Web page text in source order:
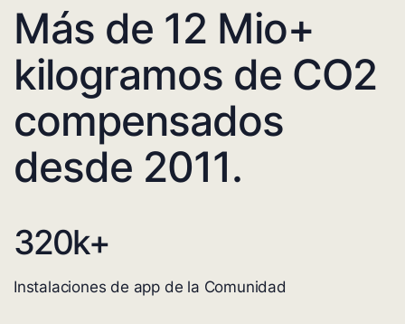
Más de 12 Mio+
kilogramos de CO2
compensados
desde 2011.
320k+
Instalaciones de app de la Comunidad